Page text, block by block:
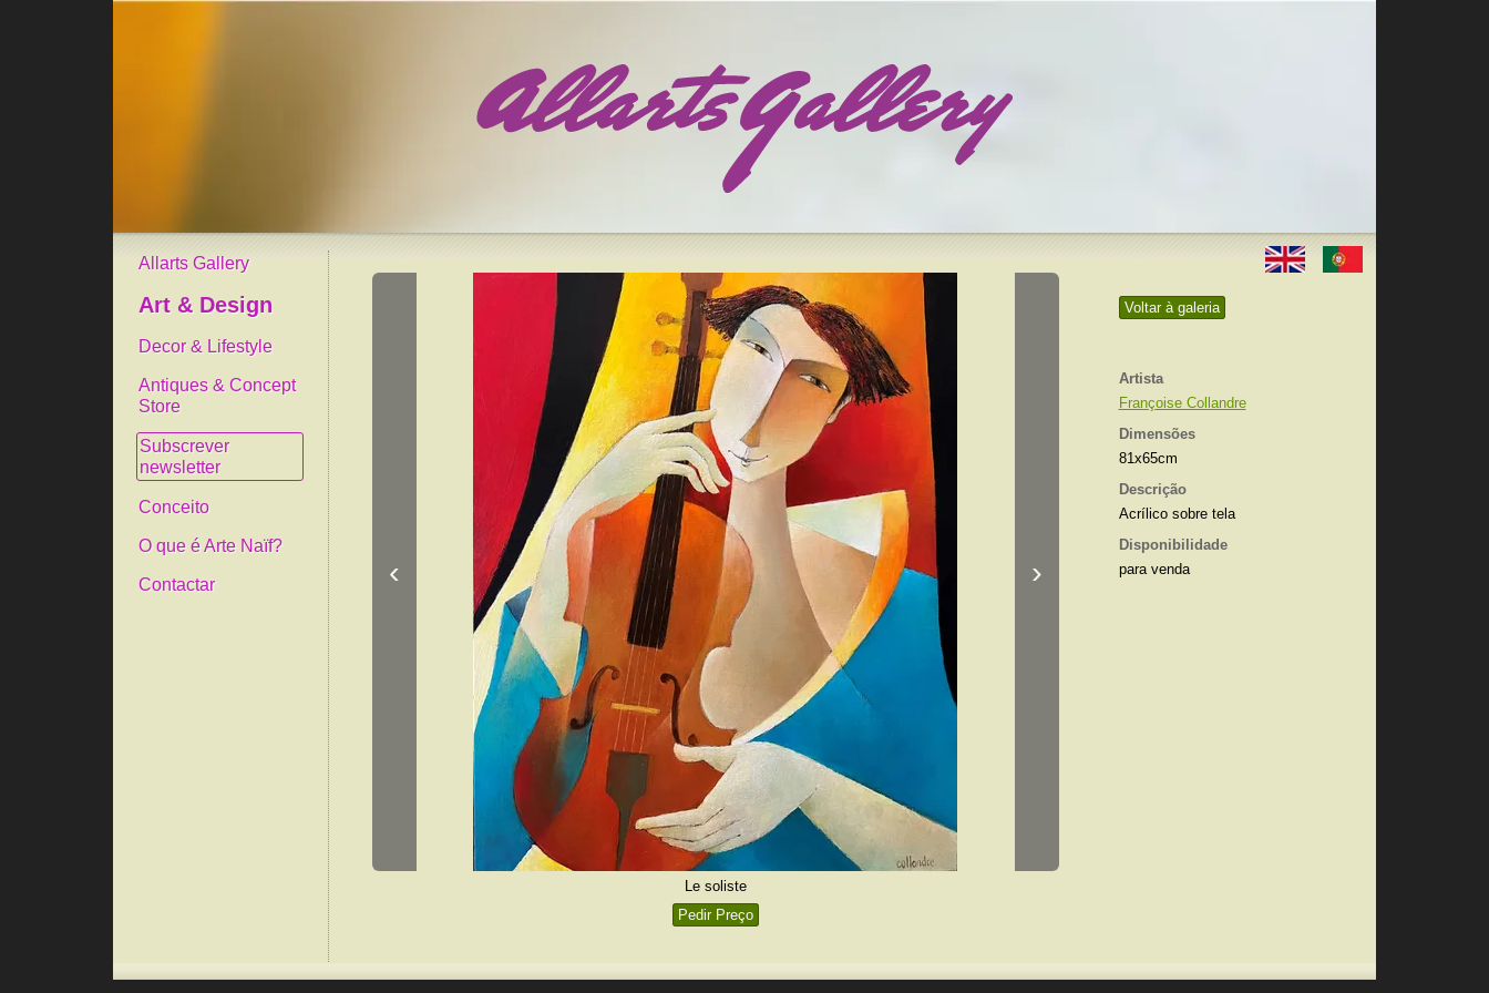
Allarts Gallery
Art & Design
Decor & Lifestyle
Antiques & Concept
Store
Subscrever
newsletter
Conceito
O que é Arte Naïf?
Contactar
Voltar à galeria
Artista
Françoise Collandre
Dimensões
81x65cm
Descrição
Acrílico sobre tela
Disponibilidade
para venda
‹ ›
Le soliste
Pedir Preço